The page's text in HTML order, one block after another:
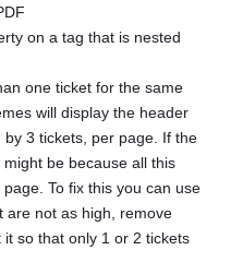
on a tag that is nested
one ticket for the same
will display the header
3 tickets, per page. If the
be because all this
To fix this you can use
are not as high, remove
so that only 1 or 2 tickets